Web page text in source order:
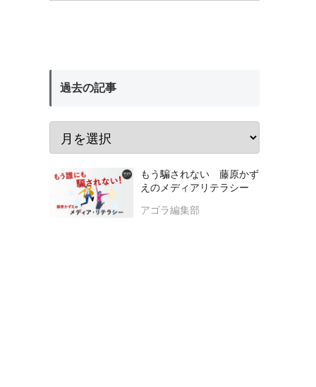
過去の記事
もう騙されない 藤原かず
えのメディアリテラシー
アゴラ編集部